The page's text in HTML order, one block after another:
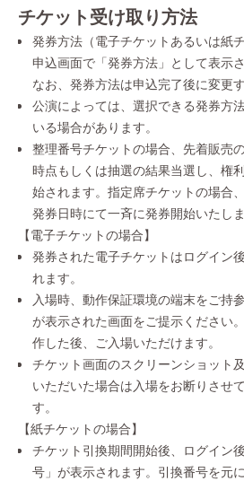
チケット受け取り方法
発券方法（電子チケットあるいは紙
申込画面で「発券方法」として表示
なお、発券方法は申込完了後に変更
公演によっては、選択できる発券方
いる場合があります。
整理番号チケットの場合、先着販売
時点もしくは抽選の結果当選し、権
始されます。指定席チケットの場合
発券日時にて一斉に発券開始いたしま
【電子チケットの場合】
発券された電子チケットはログイン後
れます。
入場時、動作保証環境の端末をご持
が表示された画面をご提示ください
作した後、ご入場いただけます。
チケット画面のスクリーンショット
いただいた場合は入場をお断りさせ
す。
【紙チケットの場合】
チケット引換期間開始後、ログイン後
号」が表示されます。引換番号を元